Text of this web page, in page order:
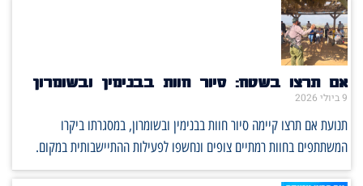
אם תרצו בשטח: סיור חוות בבנימין ובשומרון
9 ביולי 2026
תנועת אם תרצו קיימה סיור חוות בבנימין ובשומרון, במסגרתו ביקרו
המשתתפים בחוות רמתיים צופים ונחשפו לפעילות ההתיישבותית במקום.